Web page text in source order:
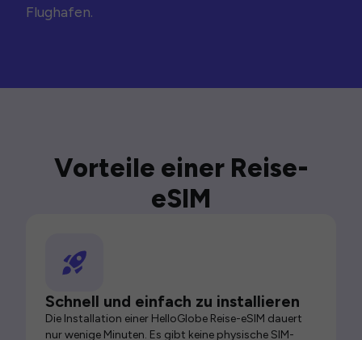
Flughafen.
Vorteile einer Reise-
eSIM
Schnell und einfach zu installieren
Die Installation einer HelloGlobe Reise-eSIM dauert
nur wenige Minuten. Es gibt keine physische SIM-